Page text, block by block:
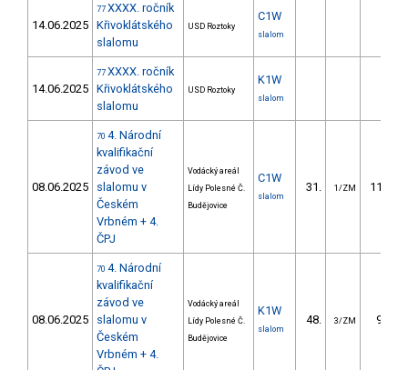
14.06.2025
77 XXXX. ročník
Křivoklátského
slalomu
USD Roztoky
C1W
slalom
14.06.2025
77 XXXX. ročník
Křivoklátského
slalomu
USD Roztoky
K1W
slalom
08.06.2025
70 4. Národní
kvalifikační
závod ve
slalomu v
Českém
Vrbném + 4.
ČPJ
Vodácký areál
Lídy Polesné Č.
Budějovice
C1W
slalom
31. 1/ZM 113.23
08.06.2025
70 4. Národní
kvalifikační
závod ve
slalomu v
Českém
Vrbném + 4.
Vodácký areál
Lídy Polesné Č.
Budějovice
K1W
slalom
48. 3/ZM 95.00